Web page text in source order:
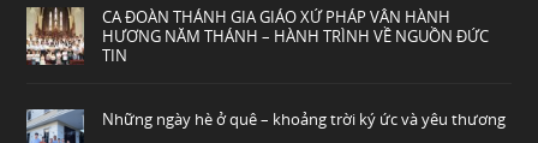
CA ĐOÀN THÁNH GIA GIÁO XỨ PHÁP VÂN HÀNH
HƯƠNG NĂM THÁNH – HÀNH TRÌNH VỀ NGUỒN ĐỨC
TIN
Những ngày hè ở quê – khoảng trời ký ức và yêu thương